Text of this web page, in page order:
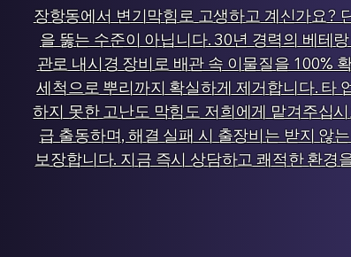
장항동에서 변기막힘로 고생하고 계신가요?
을 뚫는 수준이 아닙니다. 30년 경력의 베테
관로 내시경 장비로 배관 속 이물질을 100%
세척으로 뿌리까지 확실하게 제거합니다. 타
하지 못한 고난도 막힘도 저희에게 맡겨주십
급 출동하며, 해결 실패 시 출장비는 받지 않
보장합니다. 지금 즉시 상담하고 쾌적한 환경